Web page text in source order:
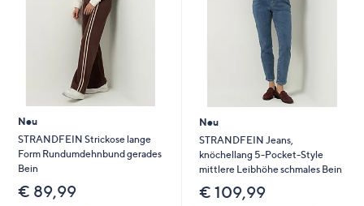
Neu
STRANDFEIN Strickose lange
Form Rundumdehnbund gerades
Bein
€ 89,99
Neu
STRANDFEIN Jeans,
knöchellang 5-Pocket-Style
mittlere Leibhöhe schmales Bein
€ 109,99